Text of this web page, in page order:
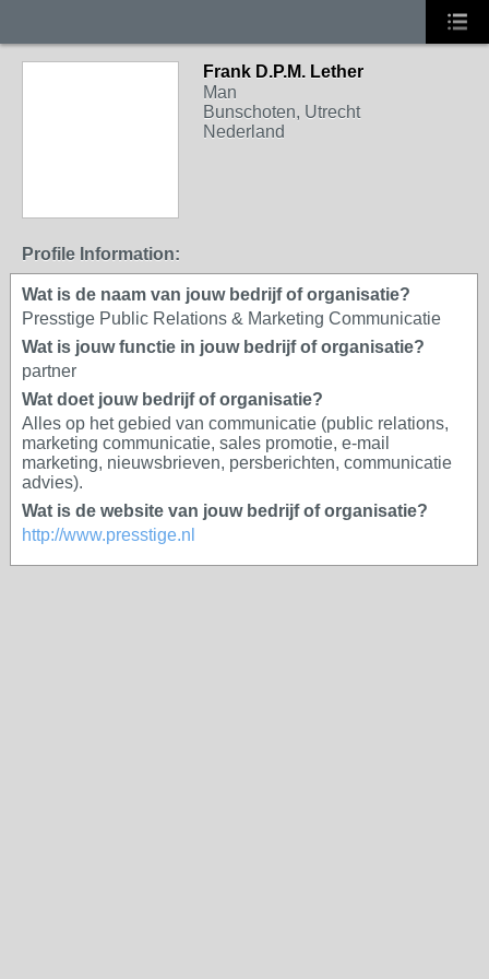
Frank D.P.M. Lether
Man
Bunschoten, Utrecht
Nederland
Profile Information:
Wat is de naam van jouw bedrijf of organisatie?
Presstige Public Relations & Marketing Communicatie
Wat is jouw functie in jouw bedrijf of organisatie?
partner
Wat doet jouw bedrijf of organisatie?
Alles op het gebied van communicatie (public relations,
marketing communicatie, sales promotie, e-mail
marketing, nieuwsbrieven, persberichten, communicatie
advies).
Wat is de website van jouw bedrijf of organisatie?
http://www.presstige.nl